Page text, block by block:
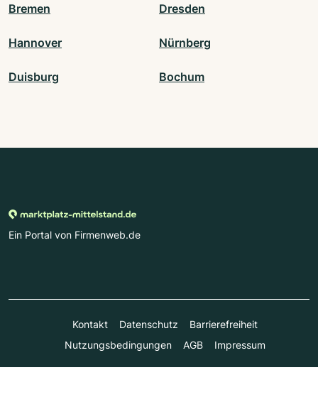
Bremen Dresden
Hannover Nürnberg
Duisburg Bochum
Ein Portal von Firmenweb.de
Kontakt Datenschutz
Barrierefreiheit
Nutzungsbedingungen
AGB Impressum